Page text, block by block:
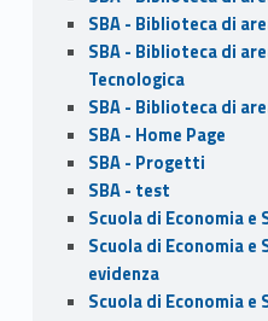
SBA - Biblioteca di
SBA - Biblioteca di
Tecnologica
SBA - Biblioteca di
SBA - Home Page
SBA - Progetti
SBA - test
Scuola di Economia
Scuola di Economia e
evidenza
Scuola di Economia